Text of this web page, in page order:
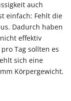
auch
einfach: Fehlt die
Dadurch haben
effektiv
Tag sollten es
sich eine
Körpergewicht.